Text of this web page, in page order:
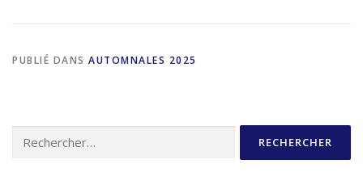
PUBLIÉ DANS AUTOMNALES 2025